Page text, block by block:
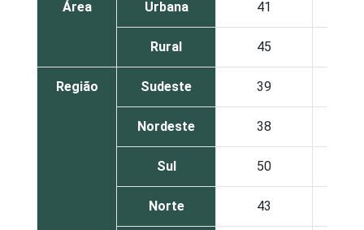
Área Urbana 41
Rural 45
Região Sudeste 39
Nordeste 38
Sul 50
Norte 43